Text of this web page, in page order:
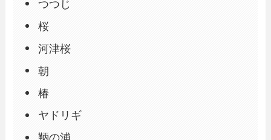
つつじ
桜
河津桜
朝
椿
ヤドリギ